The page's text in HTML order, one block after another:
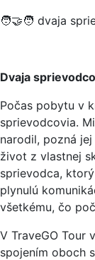
🧑‍🤝‍🧑 dvaja
Dvaja
Počas pobytu v
sprievodcovia.
narodil, pozná
život z vlastnej
sprievodca,
plynulú
všetkému, čo
V TraveGO Tour
spojením oboch